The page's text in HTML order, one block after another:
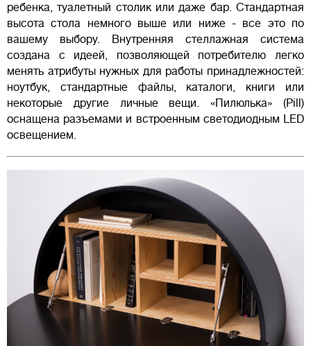
ребенка, туалетный столик или даже бар. Стандартная
высота стола немного выше или ниже - все это по
вашему выбору. Внутренняя стеллажная система
создана с идеей, позволяющей потребителю легко
менять атрибуты нужных для работы принадлежностей:
ноутбук, стандартные файлы, каталоги, книги или
некоторые другие личные вещи. «Пилюлька» (Pill)
оснащена разъемами и встроенным светодиодным LED
освещением.